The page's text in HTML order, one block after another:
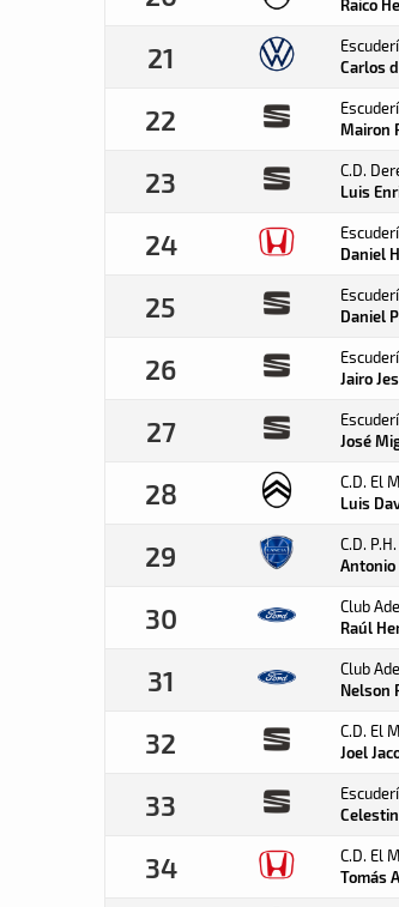
Raico
21 Carlos
22 Mairon
23 C.D.
Luis
24 Daniel
25 Daniel
26 Jairo
27 José
28 C.D. El
Luis
29 C.D.
Antonio
30 Club
Raúl
31 Club
Nelson
32 C.D. El
Joel
33
34 C.D. El
Tomás